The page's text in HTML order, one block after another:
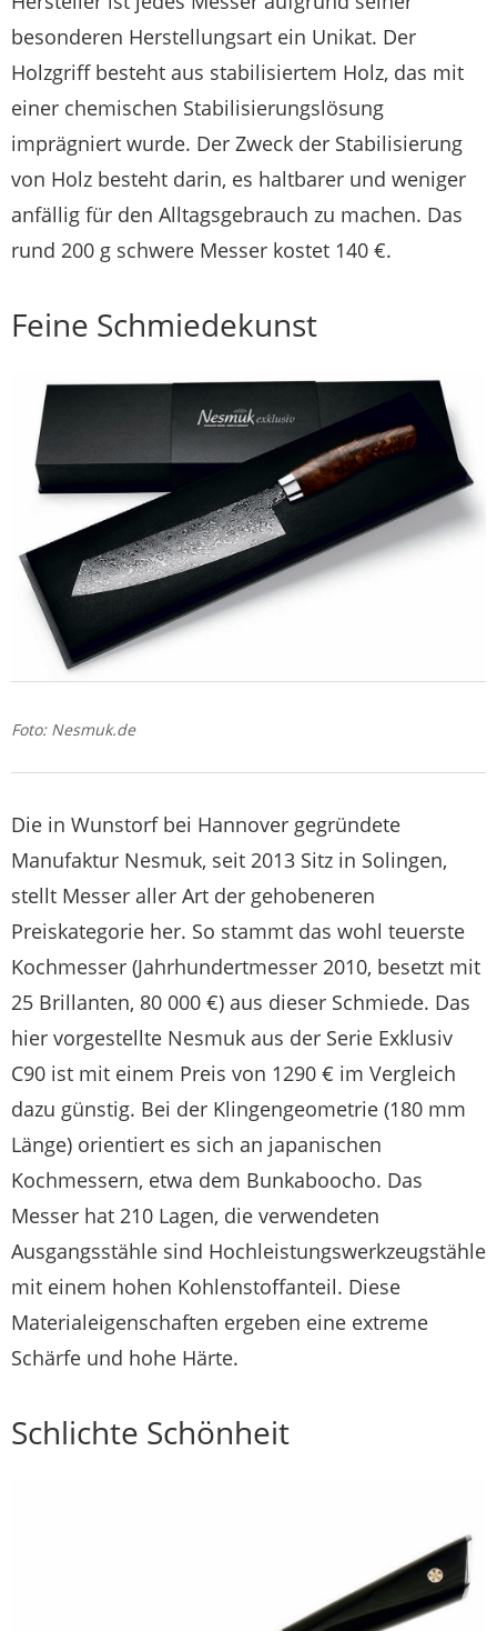
besonderen Herstellungsart ein Unikat. Der
Holzgriff besteht aus stabilisiertem Holz, das mit
einer chemischen Stabilisierungslösung
imprägniert wurde. Der Zweck der Stabilisierung
von Holz besteht darin, es haltbarer und weniger
anfällig für den Alltagsgebrauch zu machen. Das
rund 200 g schwere Messer kostet 140 €.
Feine Schmiedekunst
Foto: Nesmuk.de
Die in Wunstorf bei Hannover gegründete
Manufaktur Nesmuk, seit 2013 Sitz in Solingen,
stellt Messer aller Art der gehobeneren
Preiskategorie her. So stammt das wohl teuerste
Kochmesser (Jahrhundertmesser 2010, besetzt mit
25 Brillanten, 80 000 €) aus dieser Schmiede. Das
hier vorgestellte Nesmuk aus der Serie Exklusiv
C90 ist mit einem Preis von 1290 € im Vergleich
dazu günstig. Bei der Klingen­geometrie (180 mm
Länge) orientiert es sich an japanischen
Kochmessern, etwa dem Bunka­boocho. Das
Messer hat 210 Lagen, die verwendeten
Ausgangsstähle sind Hochleistungswerkzeugstähle
mit einem hohen Kohlenstoffanteil. Diese
Materialeigenschaften ergeben eine extreme
Schärfe und hohe Härte.
Schlichte Schönheit